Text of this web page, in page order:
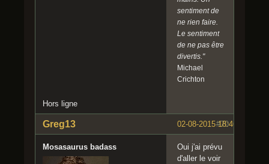
sentiment de
ne rien faire.
Le sentiment
de ne pas être
divertis."
Michael
Crichton
Hors ligne
#70
02-08-2015 18:46:17
Greg13
Mosasaurus badass
Oui j'ai prévu
d'aller le voir